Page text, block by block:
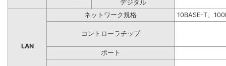
デジタル
LAN
ネットワーク規格 10BASE-T、
コントローラチップ
ポート